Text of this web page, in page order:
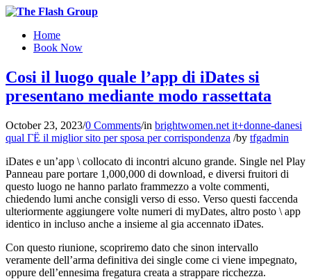
Home
Book Now
Cosi il luogo quale l’app di iDates si
presentano mediante modo rassettata
October 23, 2023/0 Comments/in brightwomen.net it+donne-danesi
qual ГЁ il miglior sito per sposa per corrispondenza /by tfgadmin
iDates e un’app \ collocato di incontri alcuno grande. Single nel Play
Panneau pare portare 1,000,000 di download, e diversi fruitori di
questo luogo ne hanno parlato frammezzo a volte commenti,
chiedendo lumi anche consigli verso di esso. Verso questi faccenda
ulteriormente aggiungere volte numeri di myDates, altro posto \ app
identico in incluso anche a insieme al gia accennato iDates.
Con questo riunione, scopriremo dato che sinon intervallo
veramente dell’arma definitiva dei single come ci viene impegnato,
oppure dell’ennesima fregatura creata a strappare ricchezza.